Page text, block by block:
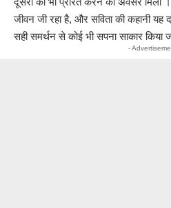
जीवन जी रहा है, और सविता की कहानी
सही समर्थन से कोई भी सपना साकार किया
-